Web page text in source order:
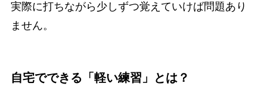
実際に打ちながら少しずつ覚えていけば問題あり
ません。
自宅でできる「軽い練習」とは？